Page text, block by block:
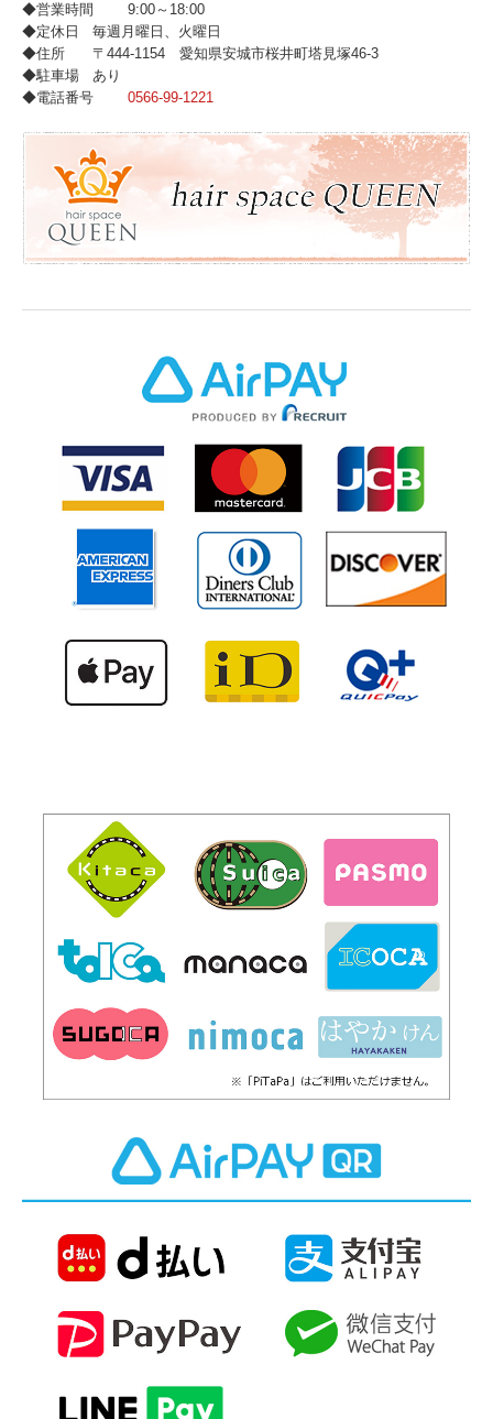
◆営業時間
9:00～18:00
◆定休日
毎週月曜日、火曜日
◆住所
〒444-1154 愛知県安城市桜井町塔見塚46-3
◆駐車場
あり
◆電話番号
0566-99-1221